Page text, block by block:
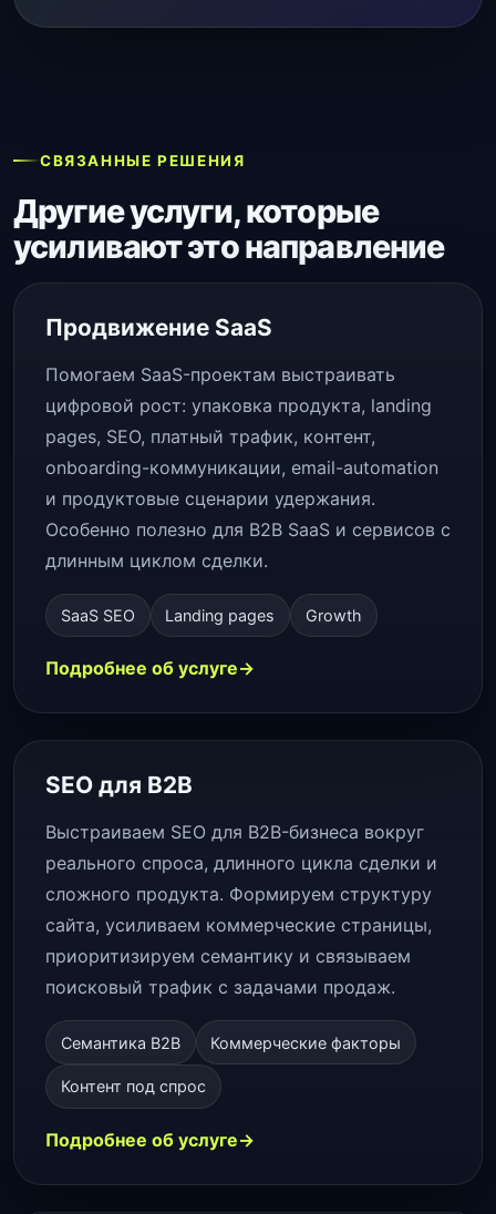
СВЯЗАННЫЕ РЕШЕНИЯ
Другие услуги, которые
усиливают это направление
Продвижение SaaS
Помогаем SaaS-проектам выстраивать
цифровой рост: упаковка продукта, landing
pages, SEO, платный трафик, контент,
onboarding-коммуникации, email-automation
и продуктовые сценарии удержания.
Особенно полезно для B2B SaaS и сервисов с
длинным циклом сделки.
SaaS SEO Landing pages Growth
Подробнее об услуге
SEO для B2B
Выстраиваем SEO для B2B-бизнеса вокруг
реального спроса, длинного цикла сделки и
сложного продукта. Формируем структуру
сайта, усиливаем коммерческие страницы,
приоритизируем семантику и связываем
поисковый трафик с задачами продаж.
Семантика B2B Коммерческие факторы
Контент под спрос
Подробнее об услуге